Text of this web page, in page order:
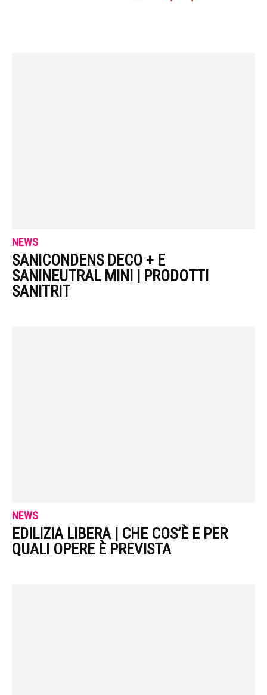
NEWS
SANICONDENS DECO + E
SANINEUTRAL MINI | PRODOTTI
SANITRIT
NEWS
EDILIZIA LIBERA | CHE COS’È E PER
QUALI OPERE È PREVISTA